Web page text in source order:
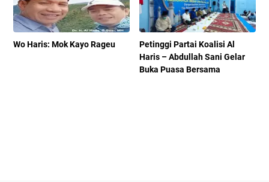
Wo Haris: Mok Kayo Rageu
Petinggi Partai Koalisi Al
Haris – Abdullah Sani Gelar
Buka Puasa Bersama